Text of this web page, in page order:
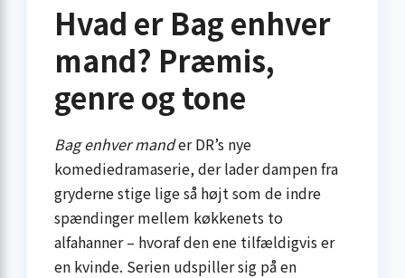
Hvad er Bag enhver
mand? Præmis,
genre og tone
Bag enhver mander DR’s nye
komediedramaserie, der lader dampen fra
gryderne stige lige så højt som de indre
spændinger mellem køkkenets to
alfahanner – hvoraf den ene tilfældigvis er
en kvinde. Serien udspiller sig på en